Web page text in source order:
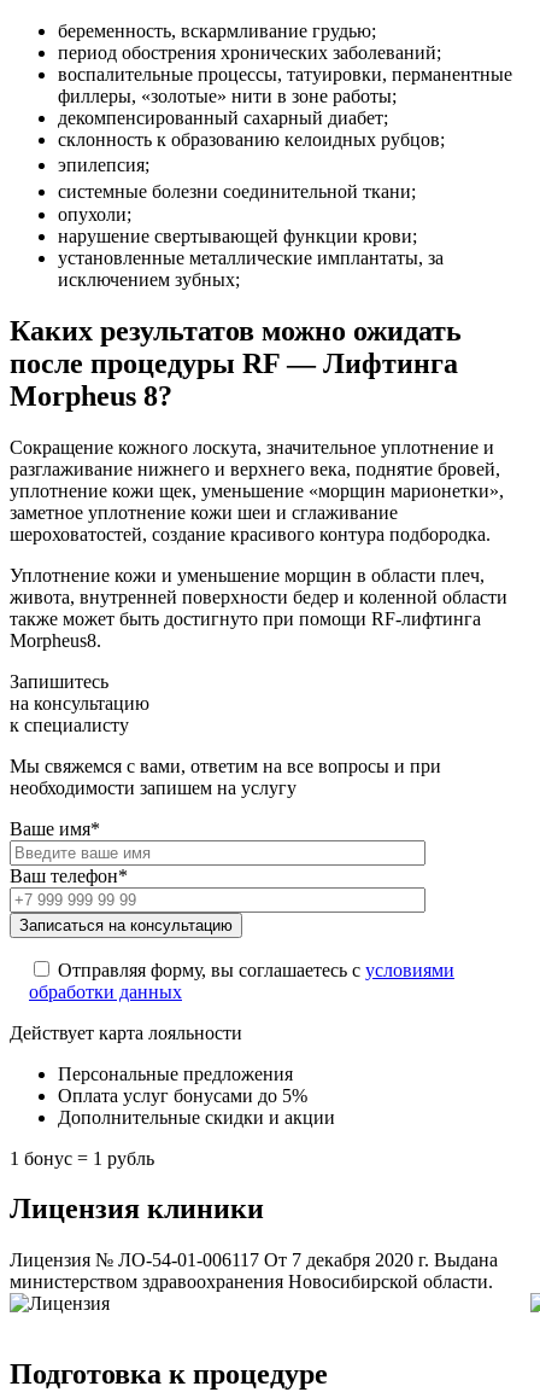
беременность, вскармливание грудью;
период обострения хронических заболеваний;
воспалительные процессы, татуировки, перманентные
филлеры, «золотые» нити в зоне работы;
декомпенсированный сахарный диабет;
склонность к образованию келоидных рубцов;
эпилепсия;
системные болезни соединительной ткани;
опухоли;
нарушение свертывающей функции крови;
установленные металлические имплантаты, за
исключением зубных;
Каких результатов можно ожидать
после процедуры RF — Лифтинга
Morpheus 8?
Сокращение кожного лоскута, значительное уплотнение и
разглаживание нижнего и верхнего века, поднятие бровей,
уплотнение кожи щек, уменьшение «морщин марионетки»,
заметное уплотнение кожи шеи и сглаживание
шероховатостей, создание красивого контура подбородка.
Уплотнение кожи и уменьшение морщин в области плеч,
живота, внутренней поверхности бедер и коленной области
также может быть достигнуто при помощи RF-лифтинга
Morpheus8.
Запишитесь
на консультацию
к специалисту
Мы свяжемся с вами, ответим на все вопросы и при
необходимости запишем на услугу
Ваше имя*
Ваш телефон*
Отправляя форму, вы соглашаетесь с условиями
обработки данных
Действует карта лояльности
Персональные предложения
Оплата услуг бонусами до 5%
Дополнительные скидки и акции
1 бонус = 1 рубль
Лицензия клиники
Лицензия № ЛО-54-01-006117 От 7 декабря 2020 г. Выдана
министерством здравоохранения Новосибирской области.
Подготовка к процедуре